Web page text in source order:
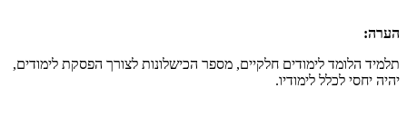
הערה:
תלמיד הלומד לימודים חלקיים, מספר הכישלונות לצורך הפסקת לימודים,
יהיה יחסי לכלל לימודיו.